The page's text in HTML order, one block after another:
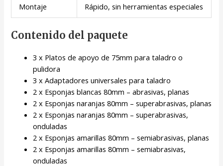
Montaje Rápido, sin herramientas especiales
Contenido del paquete
3 x Platos de apoyo de 75mm para taladro o
pulidora
3 x Adaptadores universales para taladro
2 x Esponjas blancas 80mm – abrasivas, planas
2 x Esponjas naranjas 80mm – superabrasivas, planas
2 x Esponjas naranjas 80mm – superabrasivas,
onduladas
2 x Esponjas amarillas 80mm – semiabrasivas, planas
2 x Esponjas amarillas 80mm – semiabrasivas,
onduladas